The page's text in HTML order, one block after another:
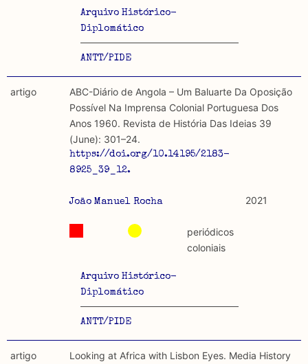
Arquivo Histórico-
Diplomático
ANTT/PIDE
artigo
ABC-Diário de Angola – Um Baluarte Da Oposição
Possível Na Imprensa Colonial Portuguesa Dos
Anos 1960. Revista de História Das Ideias 39
(June): 301–24.
https://doi.org/10.14195/2183-
8925_39_12.
João Manuel Rocha 2021
Arquivo Histórico-
Diplomático
ANTT/PIDE
periódicos
coloniais
artigo
Looking at Africa with Lisbon Eyes. Media History